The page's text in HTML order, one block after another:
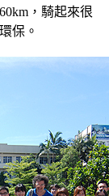
，騎起來很
保。